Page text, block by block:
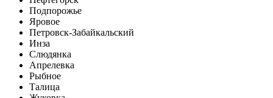
Подпорожье
Яровое
Петровск-Забайкальский
Инза
Слюдянка
Апрелевка
Рыбное
Талица